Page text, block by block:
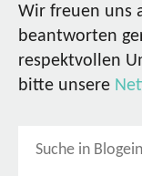
Wir freuen uns
beantworten
respektvollen
bitte unsere